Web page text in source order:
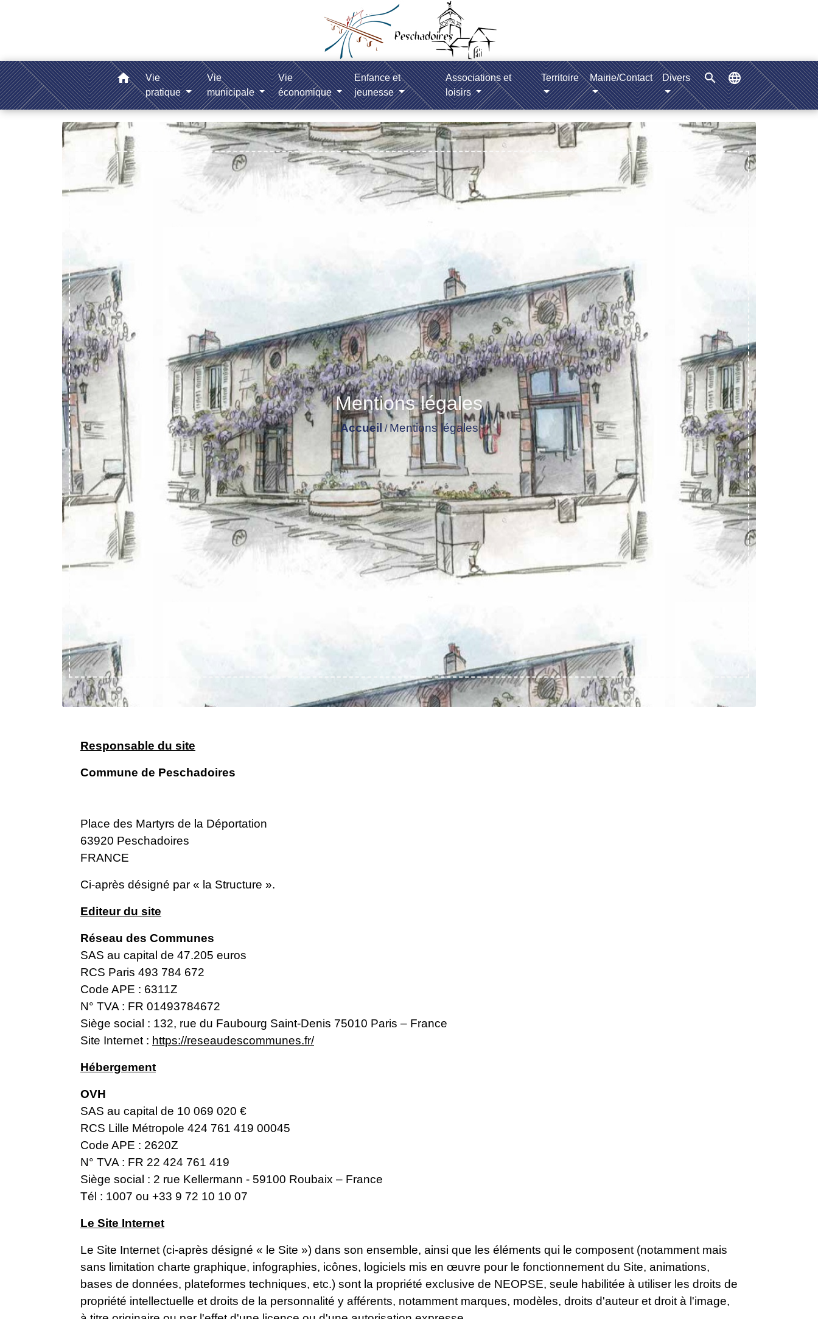
home
Vie
pratique
Vie
municipale
Vie
économique
Enfance et
jeunesse
Associations et
loisirs
Territoire Mairie/Contact Divers search language
Mentions légales
Accueil /Mentions légales
Responsable du site
Commune de Peschadoires
Place des Martyrs de la Déportation
63920 Peschadoires
FRANCE
Ci-après désigné par « la Structure ».
Editeur du site
Réseau des Communes
SAS au capital de 47.205 euros
RCS Paris 493 784 672
Code APE : 6311Z
N° TVA : FR 01493784672
Siège social : 132, rue du Faubourg Saint-Denis 75010 Paris – France
Site Internet : https://reseaudescommunes.fr/
Hébergement
OVH
SAS au capital de 10 069 020 €
RCS Lille Métropole 424 761 419 00045
Code APE : 2620Z
N° TVA : FR 22 424 761 419
Siège social : 2 rue Kellermann - 59100 Roubaix – France
Tél : 1007 ou +33 9 72 10 10 07
Le Site Internet
Le Site Internet (ci-après désigné « le Site ») dans son ensemble, ainsi que les éléments qui le composent (notamment mais
sans limitation charte graphique, infographies, icônes, logiciels mis en œuvre pour le fonctionnement du Site, animations,
bases de données, plateformes techniques, etc.) sont la propriété exclusive de NEOPSE, seule habilitée à utiliser les droits de
propriété intellectuelle et droits de la personnalité y afférents, notamment marques, modèles, droits d'auteur et droit à l'image,